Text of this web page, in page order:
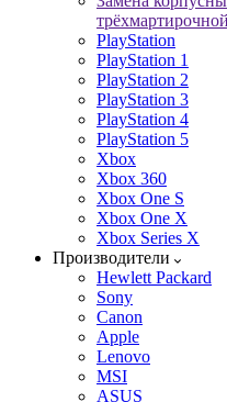
PlayStation
PlayStation 1
PlayStation 2
PlayStation 3
PlayStation 4
PlayStation 5
Xbox
Xbox 360
Xbox One S
Xbox One X
Xbox Series X
Производители
Hewlett Packard
Sony
Canon
Apple
Lenovo
MSI
ASUS